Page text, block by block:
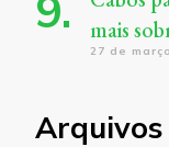
mais
27 de
Arquivos